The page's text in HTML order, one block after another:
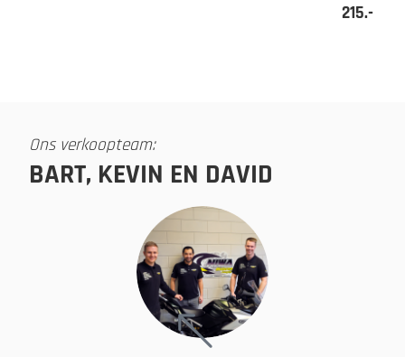
215.-
Ons verkoopteam:
BART, KEVIN EN DAVID